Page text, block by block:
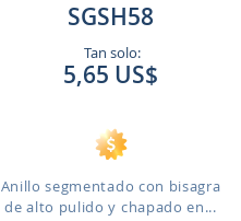
SGSH58
Tan solo:
5,65 US$
Anillo segmentado con bisagra
de alto pulido y chapado en...